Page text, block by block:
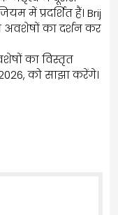
में प्रदर्शित हैं। Brij
अवशेषों का दर्शन कर
का विस्तृत
को साझा करेंगे।